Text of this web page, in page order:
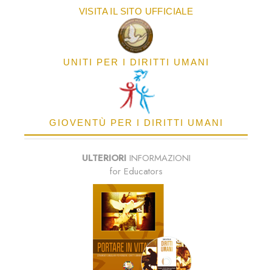
VISITA IL SITO UFFICIALE
UNITI PER I DIRITTI UMANI
GIOVENTÙ PER I DIRITTI UMANI
ULTERIORIINFORMAZIONI
for Educators